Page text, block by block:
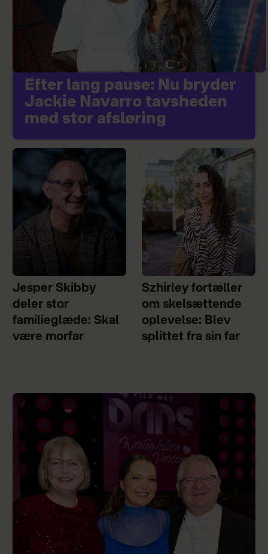
Efter lang pause: Nu bryder
Jackie Navarro tavsheden
med stor afsløring
Jesper Skibby
deler stor
familieglæde: Skal
være morfar
Szhirley fortæller
om skelsættende
oplevelse: Blev
splittet fra sin far